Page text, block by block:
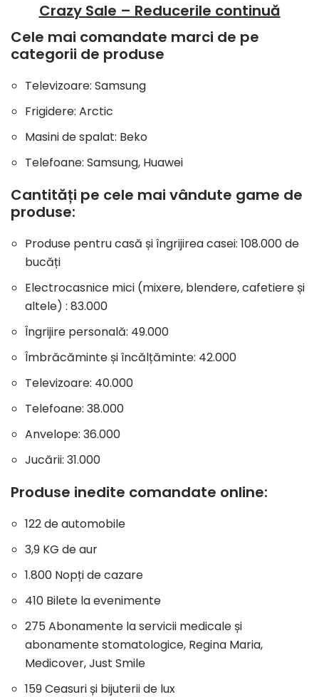
Crazy Sale – Reducerile continuă
Cele mai comandate marci de pe
categorii de produse
Televizoare: Samsung
Frigidere: Arctic
Masini de spalat: Beko
Telefoane: Samsung, Huawei
Cantități pe cele mai vândute game de
produse:
Produse pentru casă și îngrijirea casei: 108.000 de
bucăți
Electrocasnice mici (mixere, blendere, cafetiere și
altele) : 83.000
Îngrijire personală: 49.000
Îmbrăcăminte și încălțăminte: 42.000
Televizoare: 40.000
Telefoane: 38.000
Anvelope: 36.000
Jucării: 31.000
Produse inedite comandate online:
122 de automobile
3,9 KG de aur
1.800 Nopți de cazare
410 Bilete la evenimente
275 Abonamente la servicii medicale și
abonamente stomatologice, Regina Maria,
Medicover, Just Smile
159 Ceasuri și bijuterii de lux